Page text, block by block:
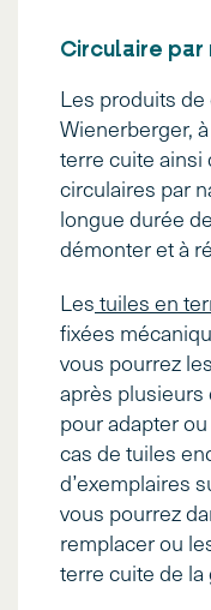
Circulaire par
Les produits
Wienerberger,
terre cuite ainsi
circulaires par
longue durée
démonter et à
Les tuiles en
fixées
vous pourrez
après plusieurs
pour adapter
cas de tuiles
d’exemplaires
vous pourrez
remplacer ou
terre cuite de la